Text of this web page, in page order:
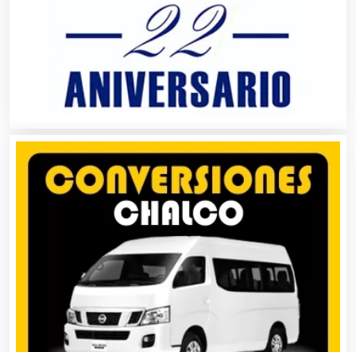
Asesores Técnicos
Asesoría Fiscal
Asilos
Asociaciones Civiles
Asociaciones Empresariales
Audio, Sonido e Iluminación